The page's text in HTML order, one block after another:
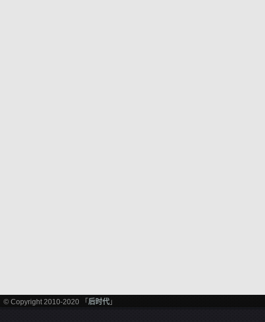
© Copyright 2010-2020 「 后时代 」